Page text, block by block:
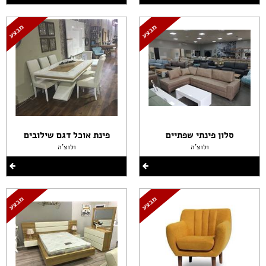
סלון פינתי שפתיים
ולוצ'ה
פינת אוכל דגם שילובים
ולוצ'ה